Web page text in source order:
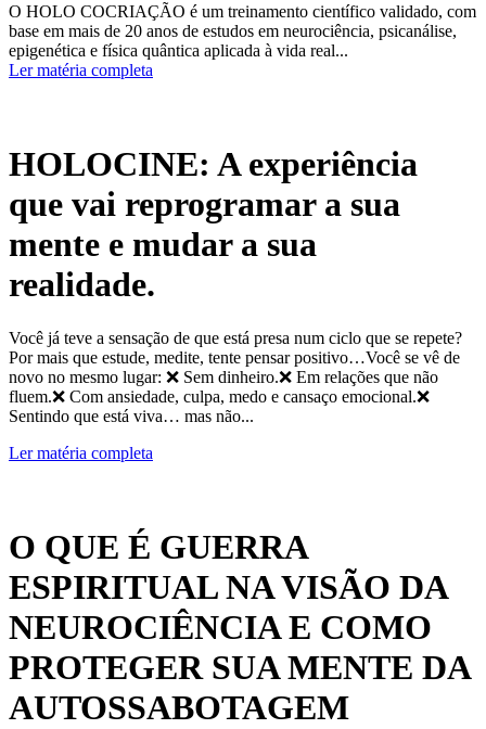
O HOLO COCRIAÇÃO é um treinamento científico validado, com
base em mais de 20 anos de estudos em neurociência, psicanálise,
epigenética e física quântica aplicada à vida real...
Ler matéria completa
HOLOCINE: A experiência
que vai reprogramar a sua
mente e mudar a sua
realidade.
Você já teve a sensação de que está presa num ciclo que se repete?
Por mais que estude, medite, tente pensar positivo…Você se vê de
novo no mesmo lugar: ❌ Sem dinheiro.❌ Em relações que não
fluem.❌ Com ansiedade, culpa, medo e cansaço emocional.❌
Sentindo que está viva… mas não...
Ler matéria completa
O QUE É GUERRA
ESPIRITUAL NA VISÃO DA
NEUROCIÊNCIA E COMO
PROTEGER SUA MENTE DA
AUTOSSABOTAGEM